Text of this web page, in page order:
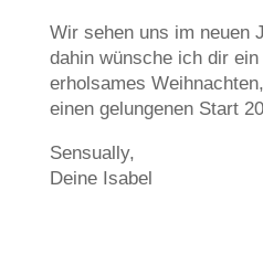
Wir sehen uns im neuen
dahin wünsche ich dir
erholsames
einen gelungenen Start
Sensually,
Deine Isabel